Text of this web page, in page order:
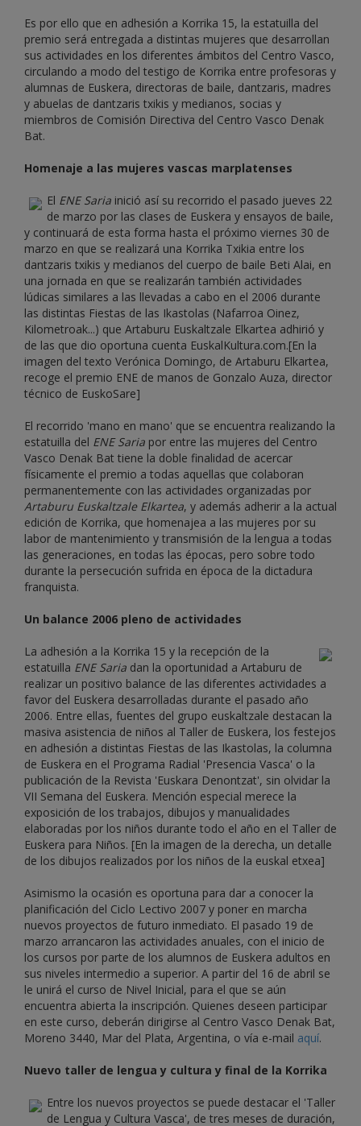
Es por ello que en adhesión a Korrika 15, la estatuilla del
premio será entregada a distintas mujeres que desarrollan
sus actividades en los diferentes ámbitos del Centro Vasco,
circulando a modo del testigo de Korrika entre profesoras y
alumnas de Euskera, directoras de baile, dantzaris, madres
y abuelas de dantzaris txikis y medianos, socias y
miembros de Comisión Directiva del Centro Vasco Denak
Bat.
Homenaje a las mujeres vascas marplatenses
El ENE Saria inició así su recorrido el pasado jueves 22
de marzo por las clases de Euskera y ensayos de baile,
y continuará de esta forma hasta el próximo viernes 30 de
marzo en que se realizará una Korrika Txikia entre los
dantzaris txikis y medianos del cuerpo de baile Beti Alai, en
una jornada en que se realizarán también actividades
lúdicas similares a las llevadas a cabo en el 2006 durante
las distintas Fiestas de las Ikastolas (Nafarroa Oinez,
Kilometroak...) que Artaburu Euskaltzale Elkartea adhirió y
de las que dio oportuna cuenta EuskalKultura.com.[En la
imagen del texto Verónica Domingo, de Artaburu Elkartea,
recoge el premio ENE de manos de Gonzalo Auza, director
técnico de EuskoSare]
El recorrido 'mano en mano' que se encuentra realizando la
estatuilla del ENE Saria por entre las mujeres del Centro
Vasco Denak Bat tiene la doble finalidad de acercar
físicamente el premio a todas aquellas que colaboran
permanentemente con las actividades organizadas por
Artaburu Euskaltzale Elkartea, y además adherir a la actual
edición de Korrika, que homenajea a las mujeres por su
labor de mantenimiento y transmisión de la lengua a todas
las generaciones, en todas las épocas, pero sobre todo
durante la persecución sufrida en época de la dictadura
franquista.
Un balance 2006 pleno de actividades
La adhesión a la Korrika 15 y la recepción de la
estatuilla ENE Saria dan la oportunidad a Artaburu de
realizar un positivo balance de las diferentes actividades a
favor del Euskera desarrolladas durante el pasado año
2006. Entre ellas, fuentes del grupo euskaltzale destacan la
masiva asistencia de niños al Taller de Euskera, los festejos
en adhesión a distintas Fiestas de las Ikastolas, la columna
de Euskera en el Programa Radial 'Presencia Vasca' o la
publicación de la Revista 'Euskara Denontzat', sin olvidar la
VII Semana del Euskera. Mención especial merece la
exposición de los trabajos, dibujos y manualidades
elaboradas por los niños durante todo el año en el Taller de
Euskera para Niños. [En la imagen de la derecha, un detalle
de los dibujos realizados por los niños de la euskal etxea]
Asimismo la ocasión es oportuna para dar a conocer la
planificación del Ciclo Lectivo 2007 y poner en marcha
nuevos proyectos de futuro inmediato. El pasado 19 de
marzo arrancaron las actividades anuales, con el inicio de
los cursos por parte de los alumnos de Euskera adultos en
sus niveles intermedio a superior. A partir del 16 de abril se
le unirá el curso de Nivel Inicial, para el que se aún
encuentra abierta la inscripción. Quienes deseen participar
en este curso, deberán dirigirse al Centro Vasco Denak Bat,
Moreno 3440, Mar del Plata, Argentina, o vía e-mail aquí.
Nuevo taller de lengua y cultura y final de la Korrika
Entre los nuevos proyectos se puede destacar el 'Taller
de Lengua y Cultura Vasca', de tres meses de duración,